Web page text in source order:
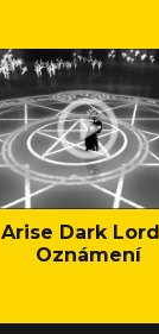
Arise Dark
Oznámení